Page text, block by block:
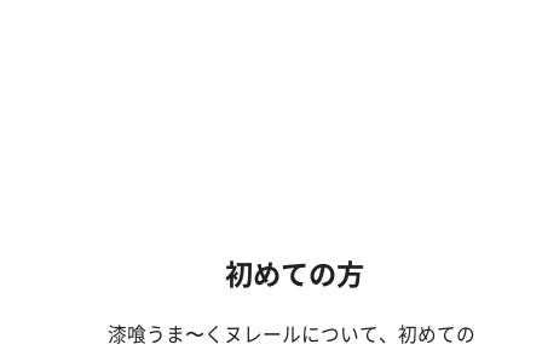
初めての方
漆喰うま〜くヌレールについて、初めての